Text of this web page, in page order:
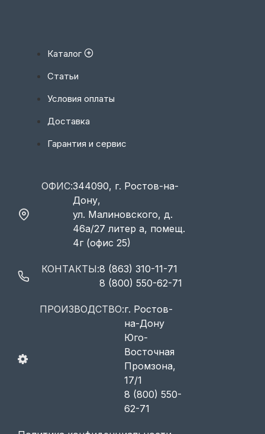
Каталог
Статьи
Условия оплаты
Доставка
Гарантия и сервис
ОФИС:344090, г. Ростов-на-
Дону,
ул. Малиновского, д.
46а/27 литер а, помещ.
4г (офис 25)
КОНТАКТЫ:8 (863) 310-11-71
8 (800) 550-62-71
ПРОИЗВОДСТВО:г. Ростов-
на-Дону
Юго-
Восточная
Промзона,
17/1
8 (800) 550-
62-71